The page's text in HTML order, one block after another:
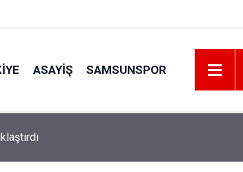
ASAYİŞ SAMSUNSPOR